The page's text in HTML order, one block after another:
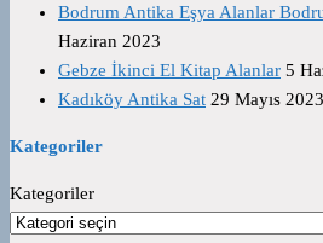
Bodrum Antika Eşya Alanlar
Haziran 2023
Gebze İkinci El Kitap Alanlar 5
Kadıköy Antika Sat 29 Mayıs 2023
Kategoriler
Kategoriler